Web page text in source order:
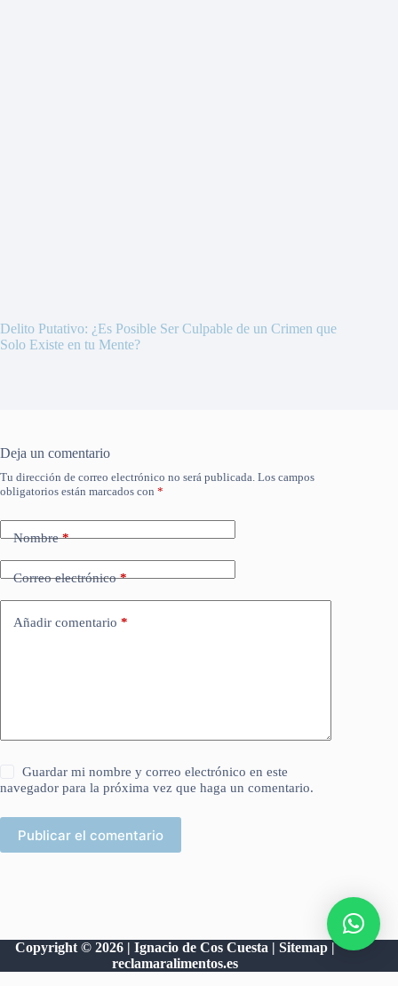
Delito Putativo: ¿Es Posible Ser Culpable de un Crimen que
Solo Existe en tu Mente?
Deja un comentario
Tu dirección de correo electrónico no será publicada. Los campos
obligatorios están marcados con *
Nombre*
Correo electrónico*
Añadir comentario *
Guardar mi nombre y correo electrónico en este
navegador para la próxima vez que haga un comentario.
Publicar el comentario
Copyright © 2026 | Ignacio de Cos Cuesta |Sitemap |
reclamaralimentos.es